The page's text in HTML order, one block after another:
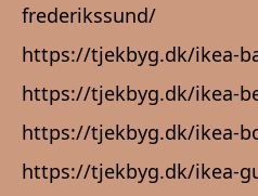
frederikssund/
https://tjekbyg.dk/ikea-
https://tjekbyg.dk/ikea-
https://tjekbyg.dk/ikea-
https://tjekbyg.dk/ikea-